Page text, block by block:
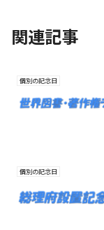
関連記事
個別の記念日
個別の記念日